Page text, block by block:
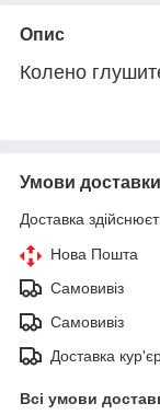
Опис
Колено
Умови доставки
Доставка
Нова Пошта
Самовивіз
Самовивіз
Доставка
Всі умови